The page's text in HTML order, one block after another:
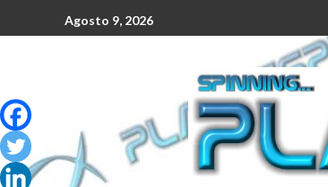
Agosto 9, 2026